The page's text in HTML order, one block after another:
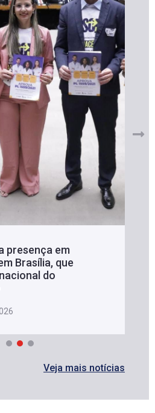
presença em
Brasília, que
do
Veja mais notícias